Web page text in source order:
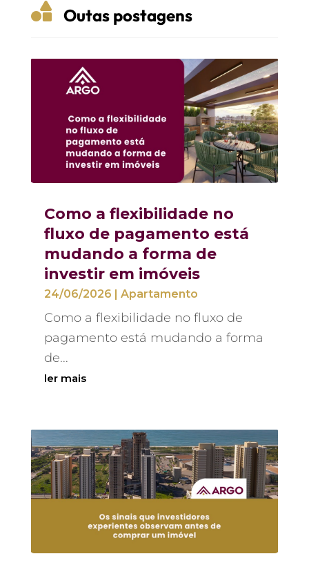
 Outas postagens
Como a flexibilidade no
fluxo de pagamento está
mudando a forma de
investir em imóveis
24/06/2026 | Apartamento
Como a flexibilidade no fluxo de
pagamento está mudando a forma
de...
ler mais